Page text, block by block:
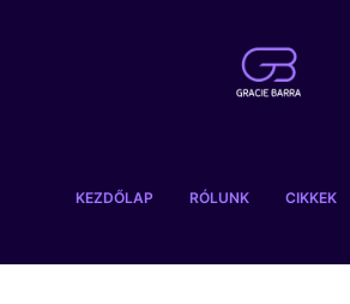
KEZDŐLAP RÓLUNK CIKKEK